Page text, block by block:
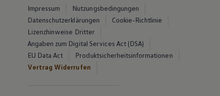
Impressum
Nutzungsbedingungen
Datenschutzerklärungen
Cookie-Richtlinie
Lizenzhinweise Dritter
Angaben zum Digital Services Act (DSA)
EU Data Act
Produktsicherheitsinformationen
Vertrag Widerrufen